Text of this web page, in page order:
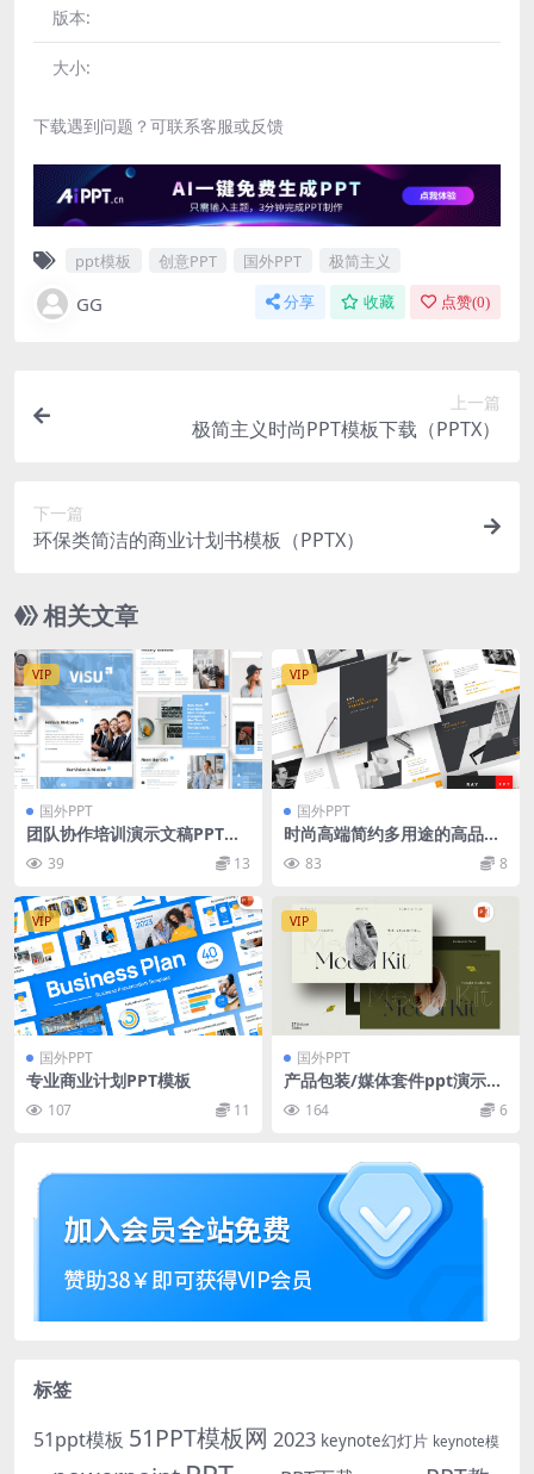
版本:
大小:
下载遇到问题？可联系客服或反馈
ppt模板 创意PPT 国外PPT 极简主义
GG 分享 收藏 点赞(0)
上一篇
极简主义时尚PPT模板下载（PPTX）
下一篇
环保类简洁的商业计划书模板（PPTX）
相关文章
VIP
国外PPT
团队协作培训演示文稿PPT模
板 Visu – Business Powerpo
int Template
39 13
VIP
国外PPT
时尚高端简约多用途的高品质
powerpoint幻灯片演示模板
（pptx）
83 8
VIP
国外PPT
专业商业计划PPT模板
107 11
VIP
国外PPT
产品包装/媒体套件ppt演示模
板 164 6
标签
51ppt模板 51PPT模板网 2023 keynote幻灯片 keynote模